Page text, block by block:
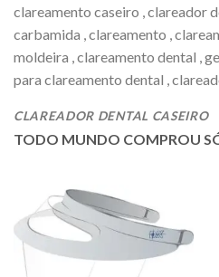
clareamento caseiro , clareador
carbamida , clareamento ,
moldeira , clareamento dental ,
para clareamento dental ,
CLAREADOR DENTAL CASEIRO
TODO MUNDO COMPROU